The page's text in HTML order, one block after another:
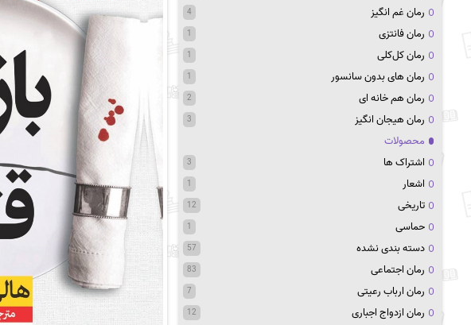
رمان غم انگیز 4
رمان فانتزی 1
رمان کل‌کلی 1
رمان های بدون سانسور 1
رمان هم خانه ای 2
رمان هیجان انگیز 3
محصولات
اشتراک ها
3
اشعار 1
تاریخی 12
حماسی 1
دسته بندی نشده 57
رمان اجتماعی 83
رمان ارباب رعیتی 7
رمان ازدواج اجباری 12